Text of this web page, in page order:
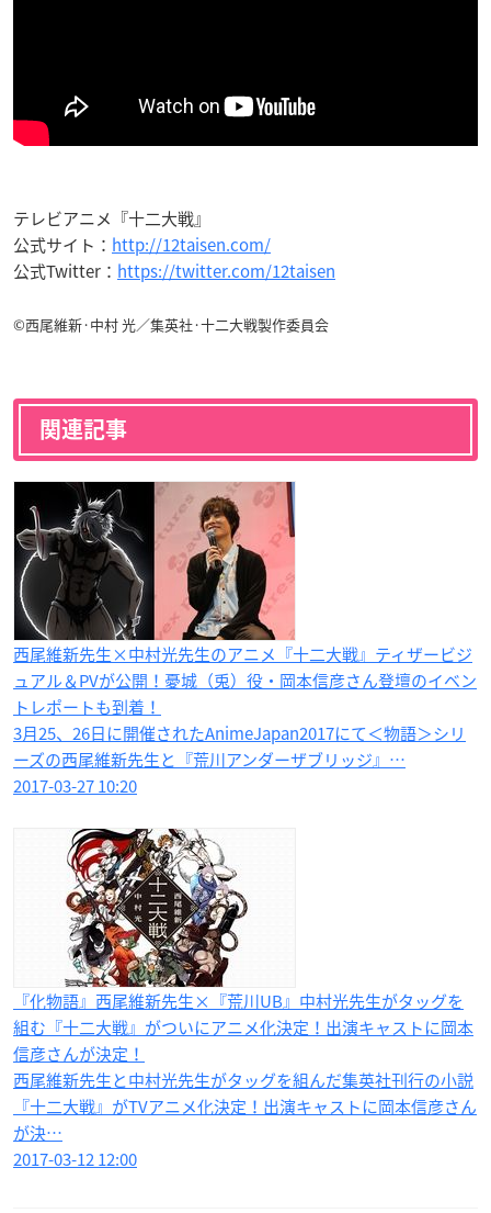
テレビアニメ『十二大戦』
公式サイト： http://12taisen.com/
公式Twitter： https://twitter.com/12taisen
©西尾維新·中村 光／集英社·十二大戦製作委員会
関連記事
西尾維新先生×中村光先生のアニメ『十二大戦』ティザービジ
ュアル＆PVが公開！憂城（兎）役・岡本信彦さん登壇のイベン
トレポートも到着！
3月25、26日に開催されたAnimeJapan2017にて＜物語＞シリ
ーズの西尾維新先生と『荒川アンダーザブリッジ』…
2017-03-27 10:20
『化物語』西尾維新先生×『荒川UB』中村光先生がタッグを
組む『十二大戦』がついにアニメ化決定！出演キャストに岡本
信彦さんが決定！
西尾維新先生と中村光先生がタッグを組んだ集英社刊行の小説
『十二大戦』がTVアニメ化決定！出演キャストに岡本信彦さん
が決…
2017-03-12 12:00